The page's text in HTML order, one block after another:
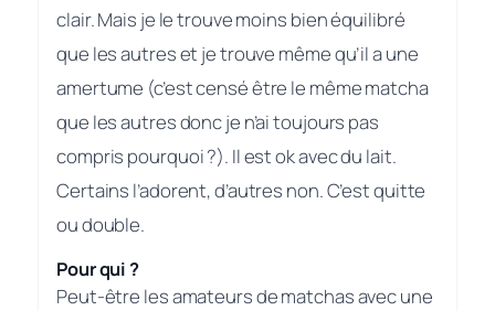
clair. Mais je le trouve moins bien équilibré
que les autres et je trouve même qu’il a une
amertume (c’est censé être le même matcha
que les autres donc je n’ai toujours pas
compris pourquoi ?). Il est ok avec du lait.
Certains l’adorent, d’autres non. C’est quitte
ou double.
Pour qui ?
Peut-être les amateurs de matchas avec une